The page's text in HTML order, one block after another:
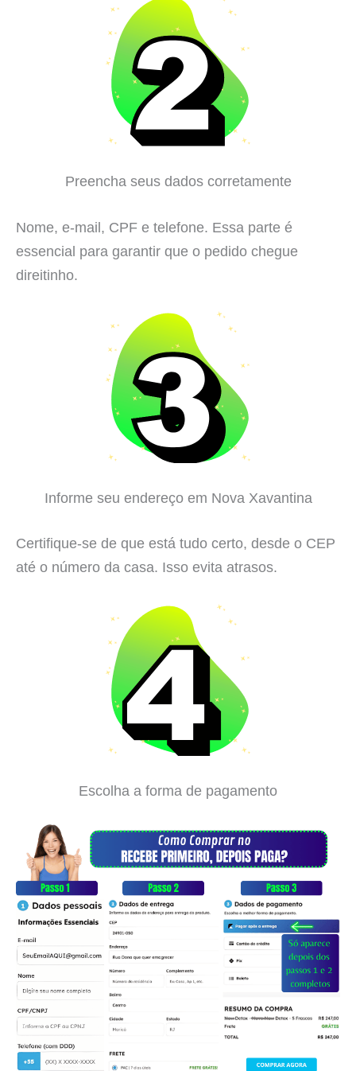
Preencha seus dados corretamente
Nome, e-mail, CPF e telefone. Essa parte é
essencial para garantir que o pedido chegue
direitinho.
Informe seu endereço em Nova Xavantina
Certifique-se de que está tudo certo, desde o CEP
até o número da casa. Isso evita atrasos.
Escolha a forma de pagamento